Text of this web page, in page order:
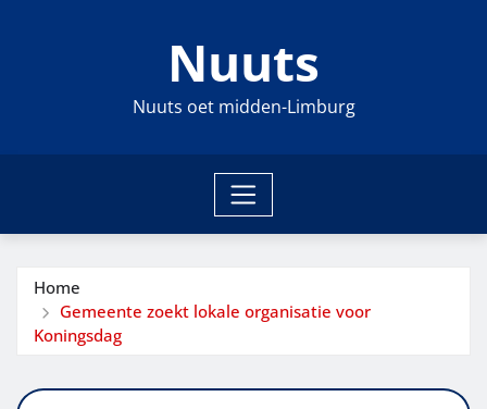
Nuuts
Nuuts oet midden-Limburg
Home
Gemeente zoekt lokale organisatie voor
Koningsdag